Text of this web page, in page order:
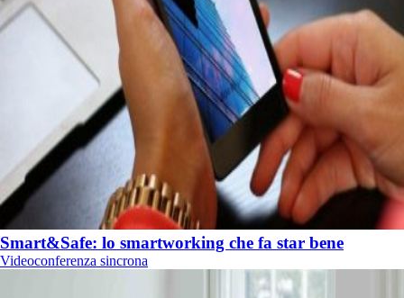
Smart&Safe: lo smartworking che fa star bene
Videoconferenza sincrona